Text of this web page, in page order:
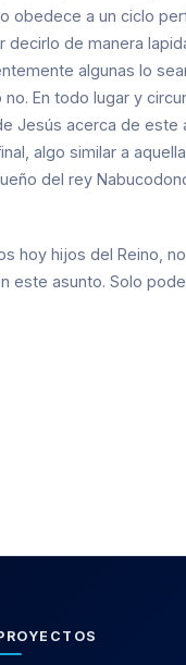
obedece a un ciclo
de manera
algunas lo
En todo lugar y
Jesús acerca de
algo similar a
del rey
hoy hijos del Reino,
este asunto. Solo